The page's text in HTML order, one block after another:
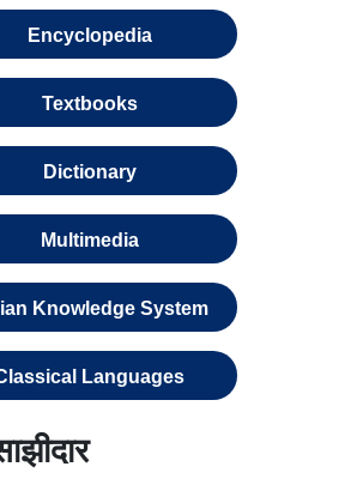
Encyclopedia
Textbooks
Dictionary
Multimedia
Knowledge System
Languages